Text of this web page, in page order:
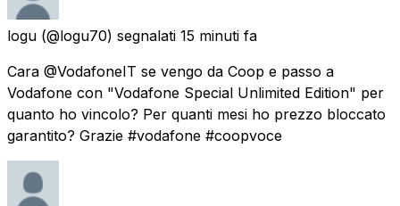
logu (@logu70) segnalati 15 minuti fa
Cara @VodafoneIT se vengo da Coop e passo a
Vodafone con "Vodafone Special Unlimited Edition" per
quanto ho vincolo? Per quanti mesi ho prezzo bloccato
garantito? Grazie #vodafone #coopvoce